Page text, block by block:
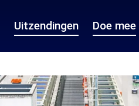
Uitzendingen Doe mee